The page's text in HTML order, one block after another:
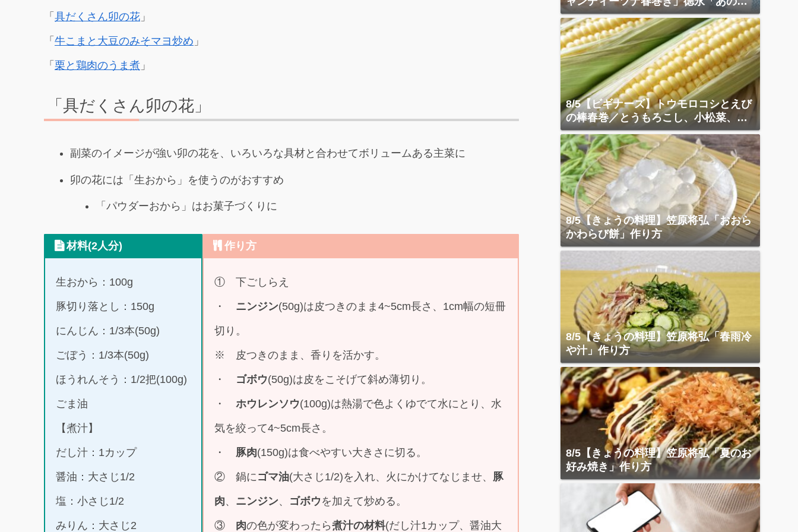
「 具だくさん卯の花 」
「 牛こまと大豆のみそマヨ炒め 」
「 栗と鶏肉のうま煮 」
「具だくさん卯の花」
副菜のイメージが強い卯の花を、いろいろな具材と合わせてボリュームある主菜に
卯の花には「生おから」を使うのがおすすめ
「パウダーおから」はお菓子づくりに
材料(2人分)
生おから：100g
豚切り落とし：150g
にんじん：1/3本(50g)
ごぼう：1/3本(50g)
ほうれんそう：1/2把(100g)
ごま油
【煮汁】
だし汁：1カップ
醤油：大さじ1/2
塩：小さじ1/2
みりん：大さじ2
作り方
① 下ごしらえ
・ ニンジン(50g)は皮つきのまま4~5cm長さ、1cm幅の短冊
切り。
※ 皮つきのまま、香りを活かす。
・ ゴボウ(50g)は皮をこそげて斜め薄切り。
・ ホウレンソウ(100g)は熱湯で色よくゆでて水にとり、水
気を絞って4~5cm長さ。
・ 豚肉(150g)は食べやすい大きさに切る。
② 鍋に ゴマ油(大さじ1/2)を入れ、火にかけてなじませ、 豚
肉、 ニンジン、 ゴボウを加えて炒める。
③ 肉の色が変わったら煮汁の材料(だし汁1カップ、醤油大
の天津飯」
8/5【ビギナーズ】トウモロコシとえび
の棒春巻／とうもろこし、小松菜、ベ
ーコン炒め
8/5【きょうの料理】笠原将弘「おおら
かわらび餅」作り方
8/5【きょうの料理】笠原将弘「春雨冷
や汁」作り方
8/5【きょうの料理】笠原将弘「夏のお
好み焼き」作り方